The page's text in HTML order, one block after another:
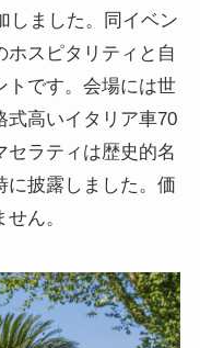
しました。同イベン
ホスピタリティと自
トです。会場には世
式高いイタリア車70
セラティは歴史的名
に披露しました。価
ん。